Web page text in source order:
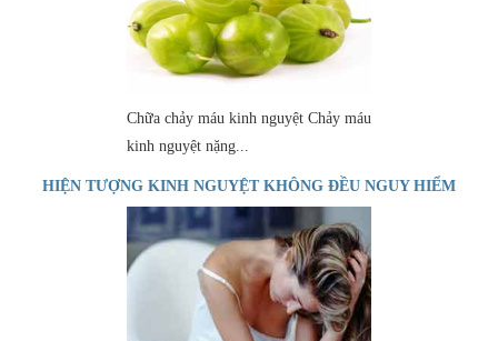
Chữa chảy máu kinh nguyệt Chảy máu
kinh nguyệt nặng...
HIỆN TƯỢNG KINH NGUYỆT KHÔNG ĐỀU NGUY HIỂM
NHƯ THẾ NÀO?